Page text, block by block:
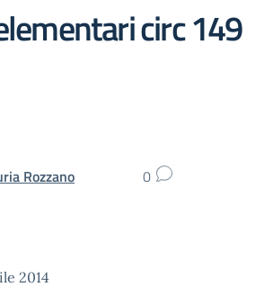
circ 149
Rozzano 0
2014